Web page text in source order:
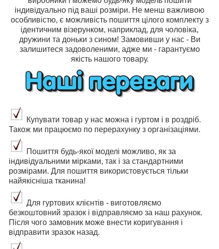
індивідуально під ваші розміри. Не менш важливою
особливістю, є можливість пошиття цілого комплекту з
ідентичним візерунком, наприклад, для чоловіка,
дружини та доньки з сином! Замовивши у нас - Ви
залишитеся задоволеними, адже ми - гарантуємо
якість нашого товару.
Купувати товар у нас можна і гуртом і в роздріб.
Також ми працюємо по перерахунку з організаціями.
Пошиття будь-якої моделі можливо, як за
індивідуальними мірками, так і за стандартними
розмірами. Для пошиття використовується тільки
найякісніша тканина!
Для гуртових клієнтів - виготовляємо
безкоштовний зразок і відправляємо за наш рахунок.
Після чого замовник може внести коригування і
відправити зразок назад.